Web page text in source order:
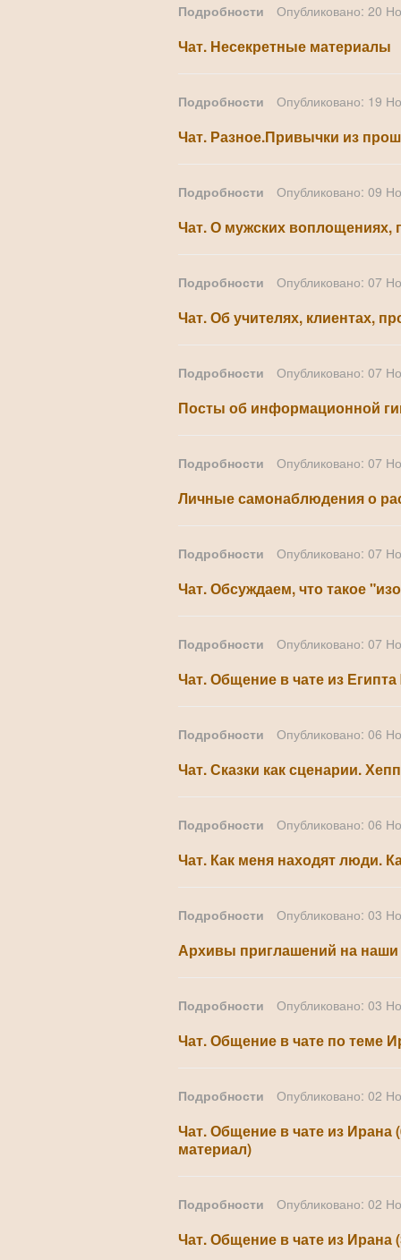
Подробности Опубликовано: 20
Чат. Несекретные материалы
Подробности Опубликовано: 19
Чат. Разное.Привычки из
Подробности Опубликовано: 09
Чат. О мужских воплощениях,
Подробности Опубликовано: 07
Чат. Об учителях, клиентах,
Подробности Опубликовано: 07
Посты об информационной
Подробности Опубликовано: 07
Личные самонаблюдения о
Подробности Опубликовано: 07
Чат. Обсуждаем, что такое
Подробности Опубликовано: 07
Чат. Общение в чате из
Подробности Опубликовано: 06
Чат. Сказки как сценарии.
Подробности Опубликовано: 06
Чат. Как меня находят люди.
Подробности Опубликовано: 03
Архивы приглашений на
Подробности Опубликовано: 03
Чат. Общение в чате по теме
Подробности Опубликовано: 02
Чат. Общение в чате из Ирана
материал)
Подробности Опубликовано: 02
Чат. Общение в чате из Ирана